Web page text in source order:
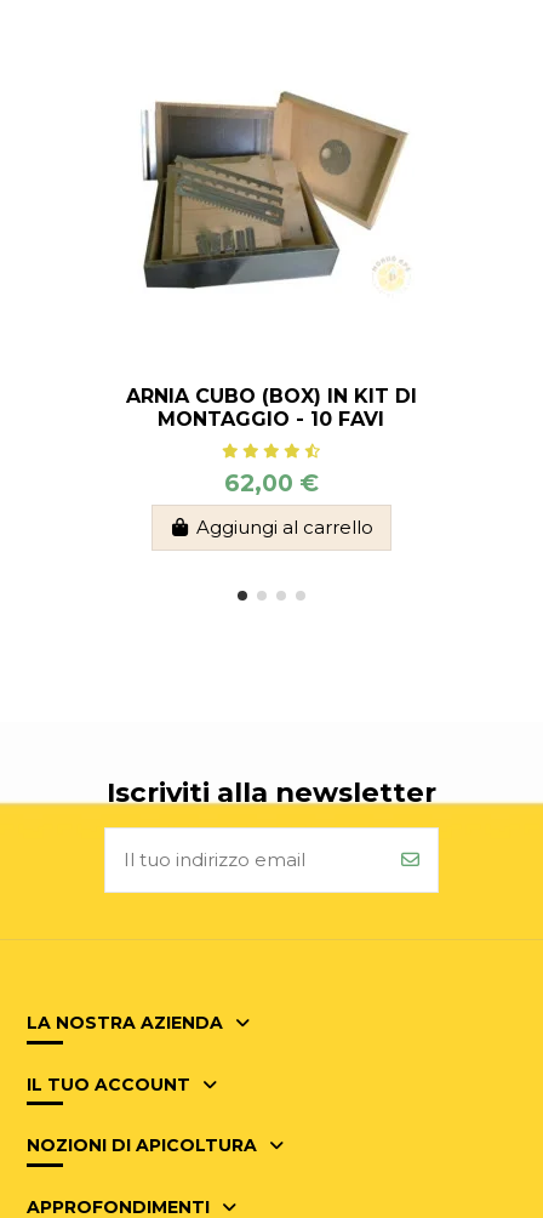
ARNIA CUBO (BOX) IN KIT DI
MONTAGGIO - 10 FAVI
62,00 €
Aggiungi al carrello
Iscriviti alla newsletter
LA NOSTRA AZIENDA
IL TUO ACCOUNT
NOZIONI DI APICOLTURA
APPROFONDIMENTI